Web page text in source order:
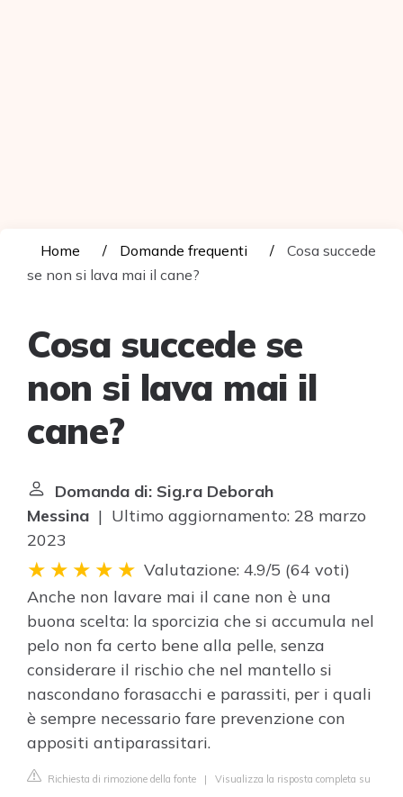
Home Domande frequenti
Cosa succede
se non si lava mai il cane?
Cosa succede se
non si lava mai il
cane?
Domanda di: Sig.ra Deborah
Messina | Ultimo aggiornamento: 28 marzo
2023
Valutazione: 4.9/5 (64 voti)
Anche non lavare mai il cane non è una
buona scelta: la sporcizia che si accumula nel
pelo non fa certo bene alla pelle, senza
considerare il rischio che nel mantello si
nascondano forasacchi e parassiti, per i quali
è sempre necessario fare prevenzione con
appositi antiparassitari.
Richiesta di rimozione della fonte | Visualizza la risposta completa su